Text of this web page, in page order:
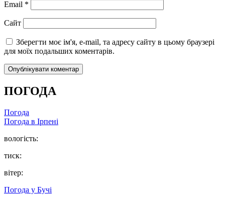
Email *
Сайт
Зберегти моє ім'я, e-mail, та адресу сайту в цьому браузері
для моїх подальших коментарів.
ПОГОДА
Погода
Погода в Ірпені
вологість:
тиск:
вітер:
Погода у Бучі